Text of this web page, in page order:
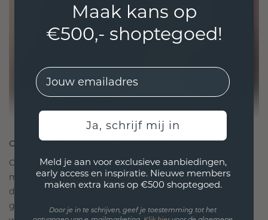
ONTWORPEN VOOR VERBINDING
Onze ontwerpfilosofie is gericht op verbinding,
met elk stuk ontworpen om de tand des tijds te
doorstaan. Het wordt jouw symbool van liefde en
gekoesterde momenten, bedoeld om voor altijd te
Maak kans op
€500,- shoptegoed!
EMail
Ja, schrijf mij in
Meld je aan voor exclusieve aanbiedingen,
early access en inspiratie. Nieuwe members
maken extra kans op €500 shoptegoed.
Door je in te schrijven, geef je toestemming tot het